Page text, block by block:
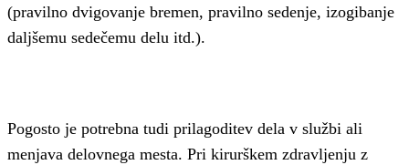
(pravilno dvigovanje bremen, pravilno sedenje, izogibanje
daljšemu sedečemu delu itd.).
Pogosto je potrebna tudi prilagoditev dela v službi ali
menjava delovnega mesta. Pri kirurškem zdravljenju z